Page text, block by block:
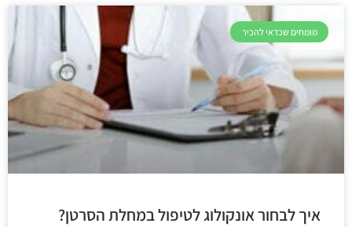
מומחים שכדאי להכיר
איך לבחור אונקולוג לטיפול במחלת הסרטן?